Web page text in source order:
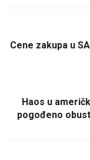
Cene zakupa u
Haos u
pogođeno